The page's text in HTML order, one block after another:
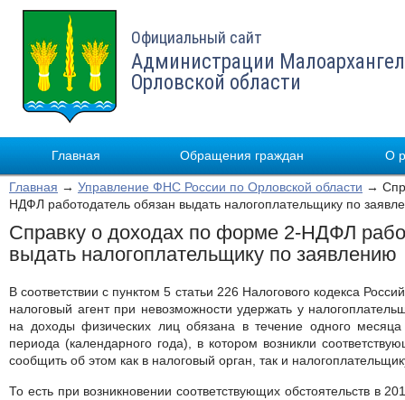
Официальный сайт
Администрации
Орловской области
Главная Обращения граждан О
Главная → Управление ФНС России по Орловской области →
НДФЛ работодатель обязан выдать налогоплательщику по
Справку о доходах по форме 2-НДФЛ
выдать налогоплательщику по заявлению
В соответствии с пунктом 5 статьи 226 Налогового кодекса
налоговый агент при невозможности удержать у
на доходы физических лиц обязана в течение одного
периода (календарного года), в котором возникли
сообщить об этом как в налоговый орган, так и
То есть при возникновении соответствующих обстоятельств в